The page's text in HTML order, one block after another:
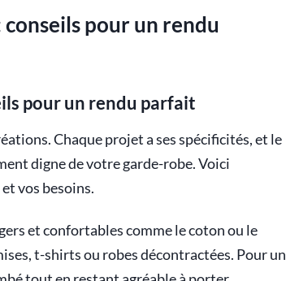
pour un rendu
pour un rendu parfait
Chaque projet a ses spécificités, et le
digne de votre garde-robe. Voici
vos besoins.
et confortables comme le coton ou le
t-shirts ou robes décontractées. Pour un